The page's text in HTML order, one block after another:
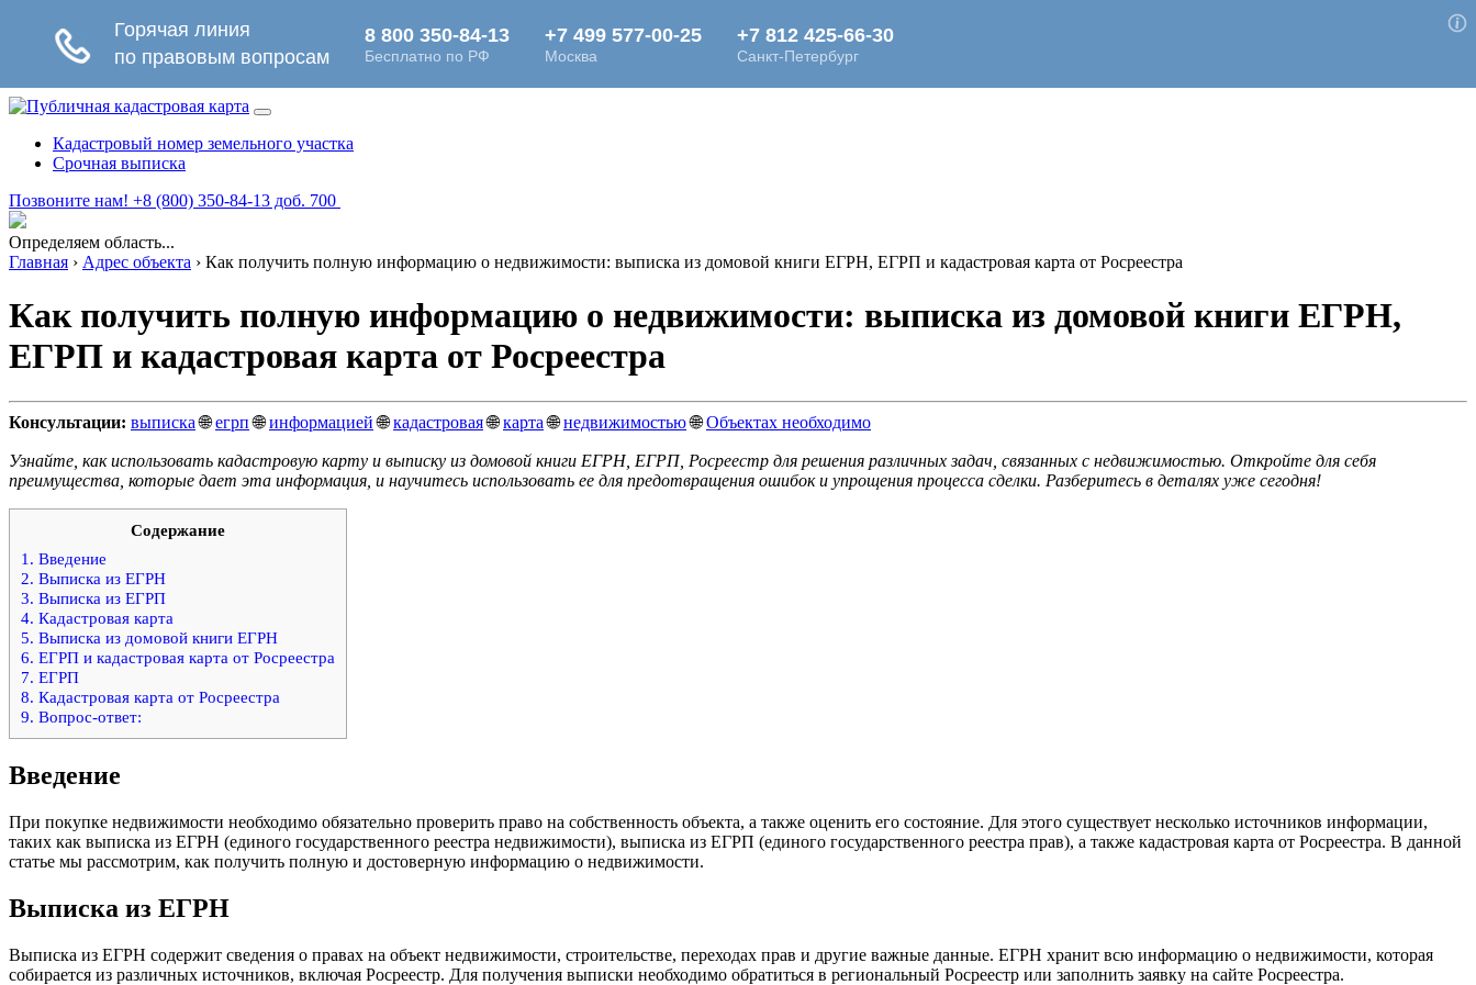
Кадастровый номер земельного участка
Срочная выписка
Позвоните нам! +8 (800) 350-84-13 доб. 700
Определяем область...
Главная › Адрес объекта › Как получить полную информацию о недвижимости: выписка из домовой книги ЕГРН, ЕГРП и кадастровая карта от Росреестра
Как получить полную информацию о недвижимости: выписка из домовой книги ЕГРН,
ЕГРП и кадастровая карта от Росреестра
Консультации: выписка🌐егрп🌐информацией🌐кадастровая🌐карта🌐недвижимостью🌐Объектах необходимо
Узнайте, как использовать кадастровую карту и выписку из домовой книги ЕГРН, ЕГРП, Росреестр для решения различных задач, связанных с недвижимостью. Откройте для себя
преимущества, которые дает эта информация, и научитесь использовать ее для предотвращения ошибок и упрощения процесса сделки. Разберитесь в деталях уже сегодня!
Содержание
1. Введение
2. Выписка из ЕГРН
3. Выписка из ЕГРП
4. Кадастровая карта
5. Выписка из домовой книги ЕГРН
6. ЕГРП и кадастровая карта от Росреестра
7. ЕГРП
8. Кадастровая карта от Росреестра
9. Вопрос-ответ:
Введение
При покупке недвижимости необходимо обязательно проверить право на собственность объекта, а также оценить его состояние. Для этого существует несколько источников информации,
таких как выписка из ЕГРН (единого государственного реестра недвижимости), выписка из ЕГРП (единого государственного реестра прав), а также кадастровая карта от Росреестра. В данной
статье мы рассмотрим, как получить полную и достоверную информацию о недвижимости.
Выписка из ЕГРН
Выписка из ЕГРН содержит сведения о правах на объект недвижимости, строительстве, переходах прав и другие важные данные. ЕГРН хранит всю информацию о недвижимости, которая
собирается из различных источников, включая Росреестр. Для получения выписки необходимо обратиться в региональный Росреестр или заполнить заявку на сайте Росреестра.